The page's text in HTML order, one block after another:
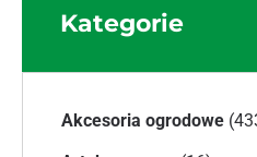
Kategorie
Akcesoria ogrodowe